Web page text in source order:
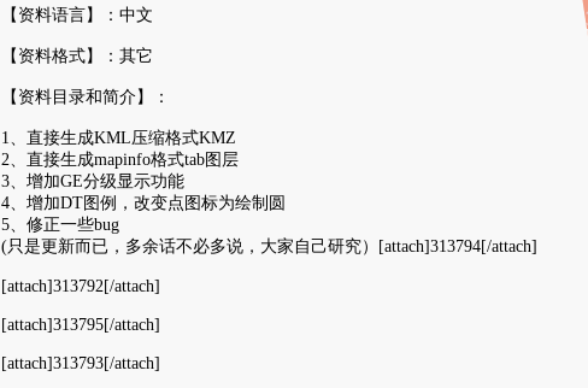
【资料语言】：中文
【资料格式】：其它
【资料目录和简介】：
1、直接生成KML压缩格式KMZ
2、直接生成mapinfo格式tab图层
3、增加GE分级显示功能
4、增加DT图例，改变点图标为绘制圆
5、修正一些bug
(只是更新而已，多余话不必多说，大家自己研究）[attach]313794[/attach]
[attach]313792[/attach]
[attach]313795[/attach]
[attach]313793[/attach]